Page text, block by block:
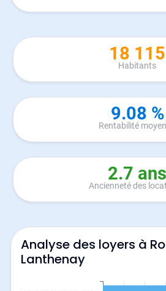
18 115
Habitants
9.08 %
Rentabilité
2.7 ans
Ancienneté des
Analyse des loyers à
Lanthenay